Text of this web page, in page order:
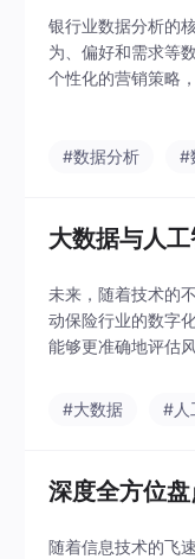
银行业数据分析的
为、偏好和需求等
个性化的营销策略
#数据分析 #
大数据与人
未来，随着技术的
动保险行业的数字
能够更准确地评估
人工智能则通过先
#大数据 #人
深度全方位
随着信息技术的飞